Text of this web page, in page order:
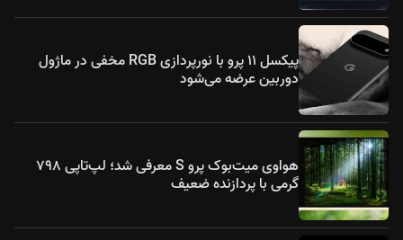
پیکسل ۱۱ پرو با نورپردازی RGB مخفی در ماژول
دوربین عرضه می‌شود
هواوی میت‌بوک پرو S معرفی شد؛ لپ‌تاپی ۷۹۸
گرمی با پردازنده ضعیف